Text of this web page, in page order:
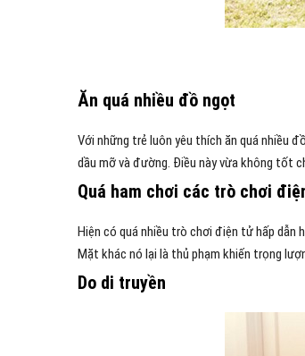
Ăn quá nhiều đồ ngọt
Với những trẻ luôn yêu thích ăn quá nhiều
dầu mỡ và đường. Điều này vừa không tốt
Quá ham chơi các trò chơi
Hiện có quá nhiều trò chơi điện tử hấp dẫn
Mặt khác nó lại là thủ phạm khiến trọng
Do di truyền